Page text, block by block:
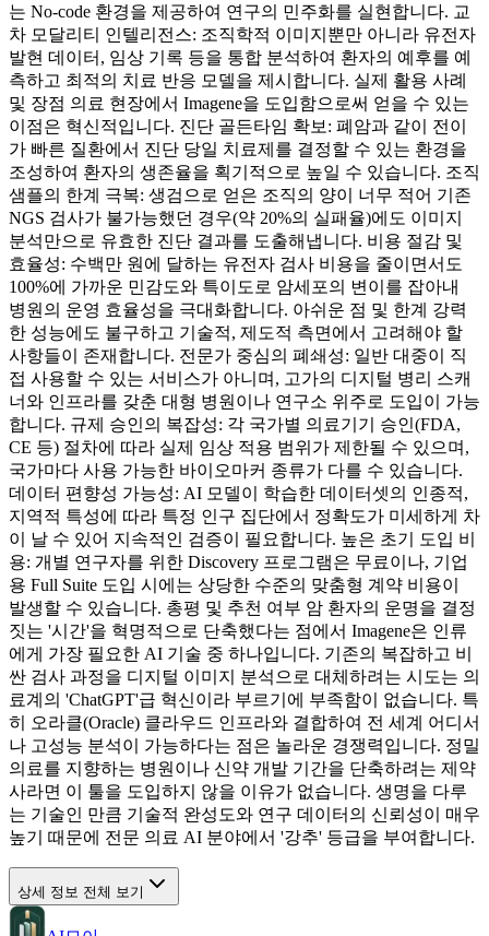
는 No-code 환경을 제공하여 연구의 민주화를 실현합니다. 교
차 모달리티 인텔리전스: 조직학적 이미지뿐만 아니라 유전자
발현 데이터, 임상 기록 등을 통합 분석하여 환자의 예후를 예
측하고 최적의 치료 반응 모델을 제시합니다. 실제 활용 사례
및 장점 의료 현장에서 Imagene을 도입함으로써 얻을 수 있는
이점은 혁신적입니다. 진단 골든타임 확보: 폐암과 같이 전이
가 빠른 질환에서 진단 당일 치료제를 결정할 수 있는 환경을
조성하여 환자의 생존율을 획기적으로 높일 수 있습니다. 조직
샘플의 한계 극복: 생검으로 얻은 조직의 양이 너무 적어 기존
NGS 검사가 불가능했던 경우(약 20%의 실패율)에도 이미지
분석만으로 유효한 진단 결과를 도출해냅니다. 비용 절감 및
효율성: 수백만 원에 달하는 유전자 검사 비용을 줄이면서도
100%에 가까운 민감도와 특이도로 암세포의 변이를 잡아내
병원의 운영 효율성을 극대화합니다. 아쉬운 점 및 한계 강력
한 성능에도 불구하고 기술적, 제도적 측면에서 고려해야 할
사항들이 존재합니다. 전문가 중심의 폐쇄성: 일반 대중이 직
접 사용할 수 있는 서비스가 아니며, 고가의 디지털 병리 스캐
너와 인프라를 갖춘 대형 병원이나 연구소 위주로 도입이 가능
합니다. 규제 승인의 복잡성: 각 국가별 의료기기 승인(FDA,
CE 등) 절차에 따라 실제 임상 적용 범위가 제한될 수 있으며,
국가마다 사용 가능한 바이오마커 종류가 다를 수 있습니다.
데이터 편향성 가능성: AI 모델이 학습한 데이터셋의 인종적,
지역적 특성에 따라 특정 인구 집단에서 정확도가 미세하게 차
이 날 수 있어 지속적인 검증이 필요합니다. 높은 초기 도입 비
용: 개별 연구자를 위한 Discovery 프로그램은 무료이나, 기업
용 Full Suite 도입 시에는 상당한 수준의 맞춤형 계약 비용이
발생할 수 있습니다. 총평 및 추천 여부 암 환자의 운명을 결정
짓는 '시간'을 혁명적으로 단축했다는 점에서 Imagene은 인류
에게 가장 필요한 AI 기술 중 하나입니다. 기존의 복잡하고 비
싼 검사 과정을 디지털 이미지 분석으로 대체하려는 시도는 의
료계의 'ChatGPT'급 혁신이라 부르기에 부족함이 없습니다. 특
히 오라클(Oracle) 클라우드 인프라와 결합하여 전 세계 어디서
나 고성능 분석이 가능하다는 점은 놀라운 경쟁력입니다. 정밀
의료를 지향하는 병원이나 신약 개발 기간을 단축하려는 제약
사라면 이 툴을 도입하지 않을 이유가 없습니다. 생명을 다루
는 기술인 만큼 기술적 완성도와 연구 데이터의 신뢰성이 매우
높기 때문에 전문 의료 AI 분야에서 '강추' 등급을 부여합니다.
상세 정보 전체 보기